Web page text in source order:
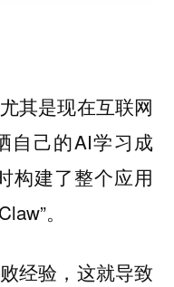
尤其是现在互联网
自己的AI学习成
构建了整个应用
。
经验，这就导致